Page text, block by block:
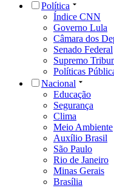
Política
Índice CNN
Governo Lula
Câmara dos
Senado Federal
Supremo
Políticas
Nacional
Educação
Segurança
Clima
Meio Ambiente
Auxílio Brasil
São Paulo
Rio de Janeiro
Minas Gerais
Brasília